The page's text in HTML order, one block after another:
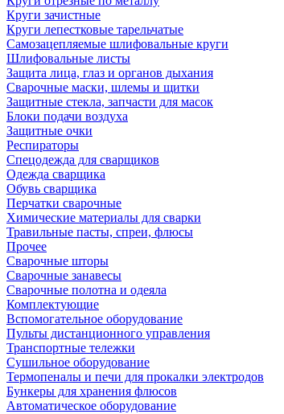
Круги зачистные
Круги лепестковые тарельчатые
Самозацепляемые шлифовальные круги
Шлифовальные листы
Защита лица, глаз и органов дыхания
Сварочные маски, шлемы и щитки
Защитные стекла, запчасти для масок
Блоки подачи воздуха
Защитные очки
Респираторы
Спецодежда для сварщиков
Одежда сварщика
Обувь сварщика
Перчатки сварочные
Химические материалы для сварки
Травильные пасты, спреи, флюсы
Прочее
Сварочные шторы
Сварочные занавесы
Сварочные полотна и одеяла
Комплектующие
Вспомогательное оборудование
Пульты дистанционного управления
Транспортные тележки
Сушильное оборудование
Термопеналы и печи для прокалки электродов
Бункеры для хранения флюсов
Автоматическое оборудование